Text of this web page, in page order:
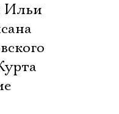
Ильи